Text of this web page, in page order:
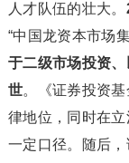
人才队伍的壮大。
“中国龙资本市场
于二级市场投资
世。《证券投资
律地位，同时在
一定口径。随后